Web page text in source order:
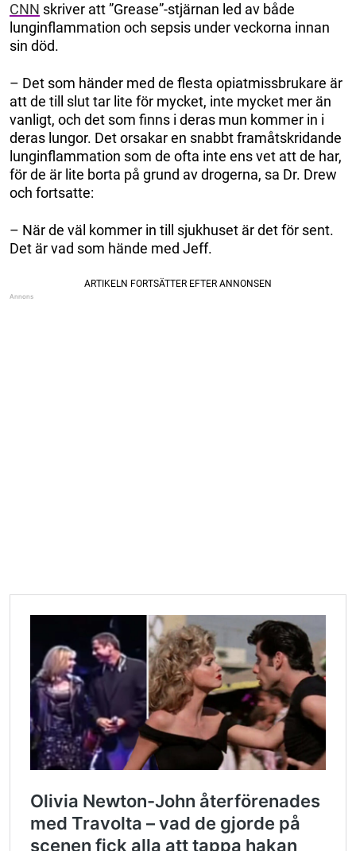
CNN skriver att ”Grease”-stjärnan led av både
lunginflammation och sepsis under veckorna innan
sin död.
– Det som händer med de flesta opiatmissbrukare är
att de till slut tar lite för mycket, inte mycket mer än
vanligt, och det som finns i deras mun kommer in i
deras lungor. Det orsakar en snabbt framåtskridande
lunginflammation som de ofta inte ens vet att de har,
för de är lite borta på grund av drogerna, sa Dr. Drew
och fortsatte:
– När de väl kommer in till sjukhuset är det för sent.
Det är vad som hände med Jeff.